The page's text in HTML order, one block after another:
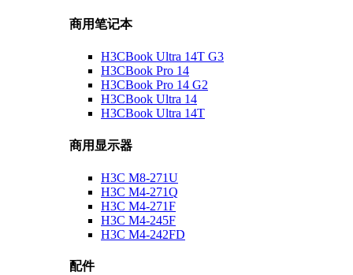
商用笔记本
H3CBook Ultra 14T G3
H3CBook Pro 14
H3CBook Pro 14 G2
H3CBook Ultra 14
H3CBook Ultra 14T
商用显示器
H3C M8-271U
H3C M4-271Q
H3C M4-271F
H3C M4-245F
H3C M4-242FD
配件